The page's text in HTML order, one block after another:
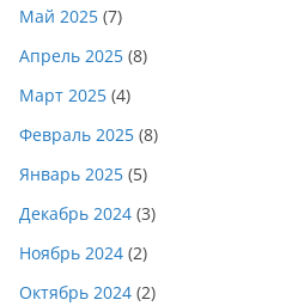
Май 2025 (7)
Апрель 2025 (8)
Март 2025 (4)
Февраль 2025 (8)
Январь 2025 (5)
Декабрь 2024 (3)
Ноябрь 2024 (2)
Октябрь 2024 (2)